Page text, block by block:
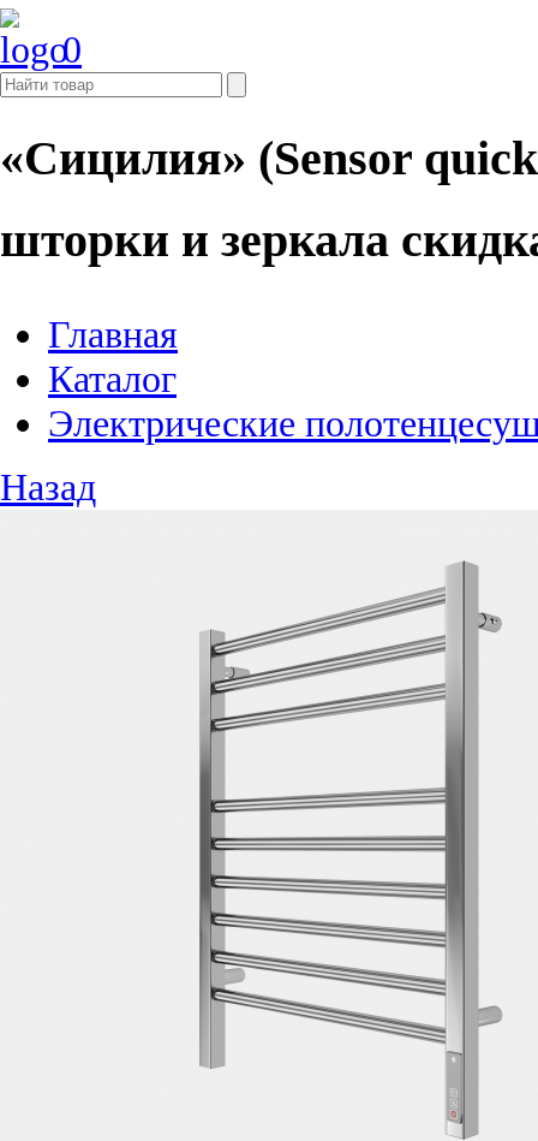
0
«Сицилия» (Sensor
шторки и зеркала
Главная
Каталог
Электрические
Назад